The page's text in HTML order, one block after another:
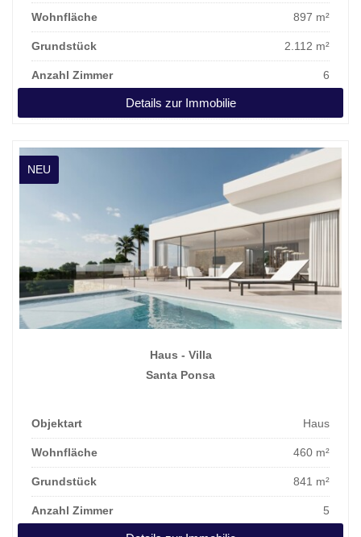
Wohnfläche 897 m²
Grundstück 2.112 m²
Anzahl Zimmer 6
Details zur Immobilie
NEU
Haus - Villa
Santa Ponsa
Objektart Haus
Wohnfläche 460 m²
Grundstück 841 m²
Anzahl Zimmer 5